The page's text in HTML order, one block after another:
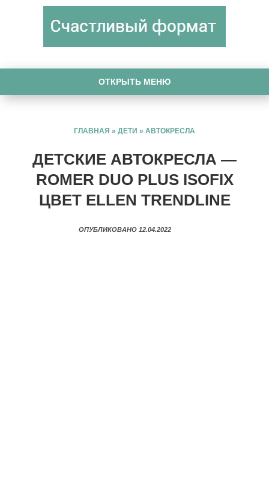
ОТКРЫТЬ МЕНЮ
ГЛАВНАЯ » ДЕТИ » АВТОКРЕСЛА
ДЕТСКИЕ АВТОКРЕСЛА —
ROMER DUO PLUS ISOFIX
ЦВЕТ ELLEN TRENDLINE
ОПУБЛИКОВАНО 12.04.2022